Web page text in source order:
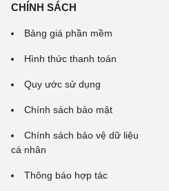
CHÍNH SÁCH
Bảng giá phần mềm
Hình thức thanh toán
Quy ước sử dụng
Chính sách bảo mật
Chính sách bảo vệ dữ liệu
cá nhân
Thông báo hợp tác